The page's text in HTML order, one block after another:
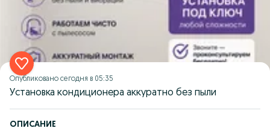
Опубликовано сегодня в 05:35
Установка кондиционера аккуратно без пыли
ОПИСАНИЕ